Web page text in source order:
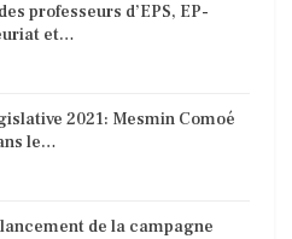
professeurs d’EPS, EP-
et…
2021: Mesmin Comoé
le…
de la campagne